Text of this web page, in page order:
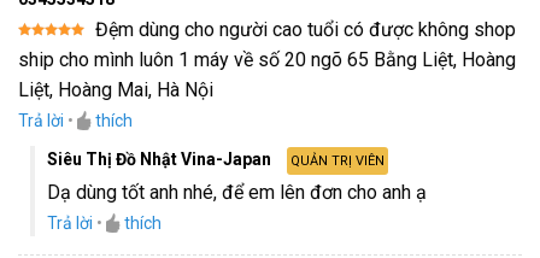
Được xếp
hạng55
Đệm dùng cho người cao tuổi có được không shop
ship cho mình luôn 1 máy về số 20 ngõ 65 Bằng Liệt, Hoàng
Liệt, Hoàng Mai, Hà Nội
Trả lời •
thích
Siêu Thị Đồ Nhật Vina-Japan
QUẢN TRỊ VIÊN
Dạ dùng tốt anh nhé, để em lên đơn cho anh ạ
Trả lời • thích